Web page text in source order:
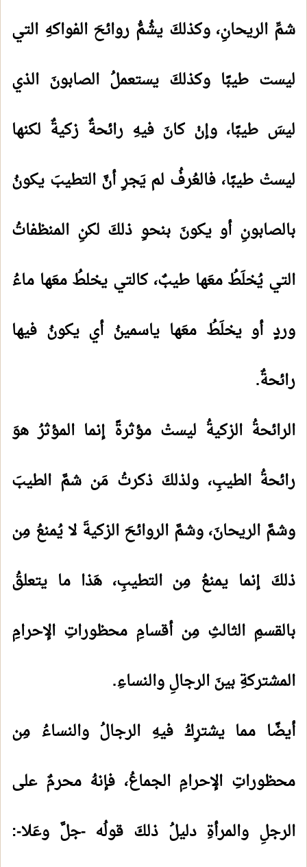
شمِّ الريحانِ، وكذلكَ يشُمُّ روائحَ الفواكهِ التي
ليست طيبًا وكذلكَ يستعملُ الصابونَ الذي
ليسَ طيبًا، وإنْ كانَ فيهِ رائحةٌ زكيةٌ لكنها
ليستْ طيبًا، فالعُرفُ لم يَجرِ أنَّ التطيبَ يكونُ
بالصابونِ أو يكونَ بنحوِ ذلكَ لكنِ المنظفاتُ
التي يُخلَطُ معَها طيبٌ، كالتي يخلطُ معَها ماءُ
وردٍ أو يخلَطُ معَها ياسمينُ أي يكونُ فيها
رائحةٌ.
الرائحةُ الزكيةُ ليستْ مؤثرةً إنما المؤثرُ هوَ
رائحةُ الطيبِ، ولذلكَ ذكرتُ مَن شمَّ الطيبَ
وشمَّ الريحانَ، وشمَّ الروائحَ الزكيةَ لا يُمنعُ مِن
ذلكَ إنما يمنعُ مِن التطيبِ، هَذا ما يتعلقُ
بالقسمِ الثالثِ مِن أقسامِ محظوراتِ الإحرامِ
المشتركةِ بينَ الرجالِ والنساءِ.
أيضًا مما يشترِكُ فيهِ الرجالُ والنساءُ مِن
محظوراتِ الإحرامِ الجماعُ، فإنهُ محرمٌ على
الرجلِ والمرأةِ دليلُ ذلكَ قولُه -جلَّ وعَلا-: